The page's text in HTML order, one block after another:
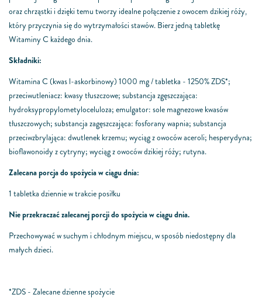
oraz chrząstki i dzięki temu tworzy idealne połączenie z owocem dzikiej róży,
który przyczynia się do wytrzymałości stawów. Bierz jedną tabletkę
Witaminy C każdego dnia.
Składniki:
Witamina C (kwas l-askorbinowy) 1000 mg / tabletka - 1250%ZDS*;
przeciwutleniacz: kwasy tłuszczowe; substancja zgęszczająca:
hydroksypropylometyloceluloza; emulgator: sole magnezowe kwasów
tłuszczowych; substancja zagęszczająca: fosforany wapnia; substancja
przeciwzbrylająca: dwutlenek krzemu; wyciąg z owoców aceroli; hesperydyna;
bioflawonoidy z cytryny; wyciąg z owoców dzikiej róży; rutyna.
Zalecana porcja do spożycia w ciągu dnia:
1 tabletka dziennie w trakcie posiłku
Nie przekraczać zalecanej porcji do spożycia w ciągu dnia.
Przechowywać w suchym i chłodnym miejscu, w sposób niedostępny dla
małych dzieci.
*ZDS - Zalecane dzienne spożycie